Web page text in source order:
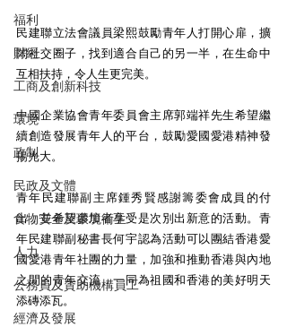
福利
財經
工商及創新科技
環境
政制
民政及文體
食物安全及環境衛生
人力
公務員及資助機構員工
經濟及發展
民建聯立法會議員梁熙鼓勵青年人打開心扉，擴
闊社交圈子，找到適合自己的另一半，在生命中
互相扶持，令人生更完美。
中國企業協會青年委員會主席郭端祥先生希望繼
續創造發展青年人的平台，鼓勵愛國愛港精神發
揚光大。
青年民建聯副主席鍾秀賢感謝籌委會成員的付
出，並希望參加者享受是次別出新意的活動。青
年民建聯副秘書長何宇認為活動可以團結香港愛
國愛港青年社團的力量，加強和推動香港與內地
之間的青年交流，一同為祖國和香港的美好明天
添磚添瓦。